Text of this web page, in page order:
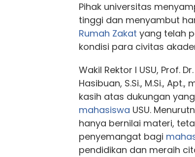
Pihak universitas
tinggi dan menyambut
Rumah Zakat yang telah
kondisi para civitas
Wakil Rektor I USU, Prof.
Hasibuan, S.Si., M.Si.,
kasih atas dukungan
mahasiswa USU.
hanya bernilai materi,
penyemangat bagi
pendidikan dan meraih